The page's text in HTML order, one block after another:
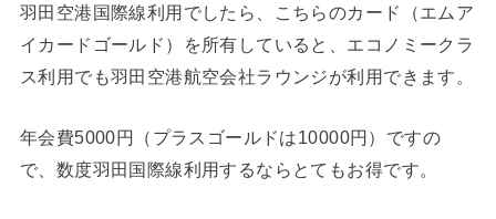
羽田空港国際線利用でしたら、こちらのカード（エムア
イカードゴールド）を所有していると、エコノミークラ
ス利用でも羽田空港航空会社ラウンジが利用できます。
年会費5000円（プラスゴールドは10000円）ですの
で、数度羽田国際線利用するならとてもお得です。